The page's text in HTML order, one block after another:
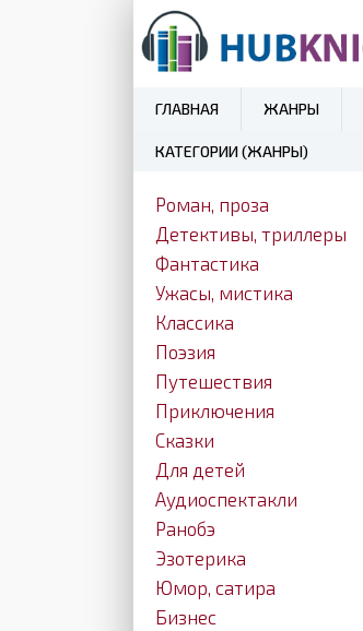
ГЛАВНАЯ ЖАНРЫ
КАТЕГОРИИ (ЖАНРЫ)
Роман, проза
Детективы, триллеры
Фантастика
Ужасы, мистика
Классика
Поэзия
Путешествия
Приключения
Сказки
Для детей
Аудиоспектакли
Ранобэ
Эзотерика
Юмор, сатира
Бизнес